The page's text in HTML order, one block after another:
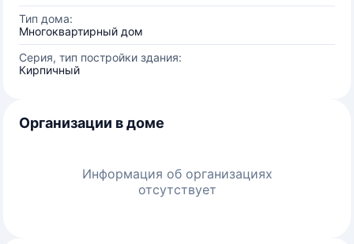
Тип дома:
Многоквартирный дом
Серия, тип постройки здания:
Кирпичный
Организации в доме
Информация об организациях
отсутствует